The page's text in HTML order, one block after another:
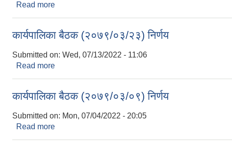
Read more
कार्यपालिका बैठक (२०७९/०३/२३) निर्णय
Submitted on: Wed, 07/13/2022 - 11:06
Read more
कार्यपालिका बैठक (२०७९/०३/०९) निर्णय
Submitted on: Mon, 07/04/2022 - 20:05
Read more